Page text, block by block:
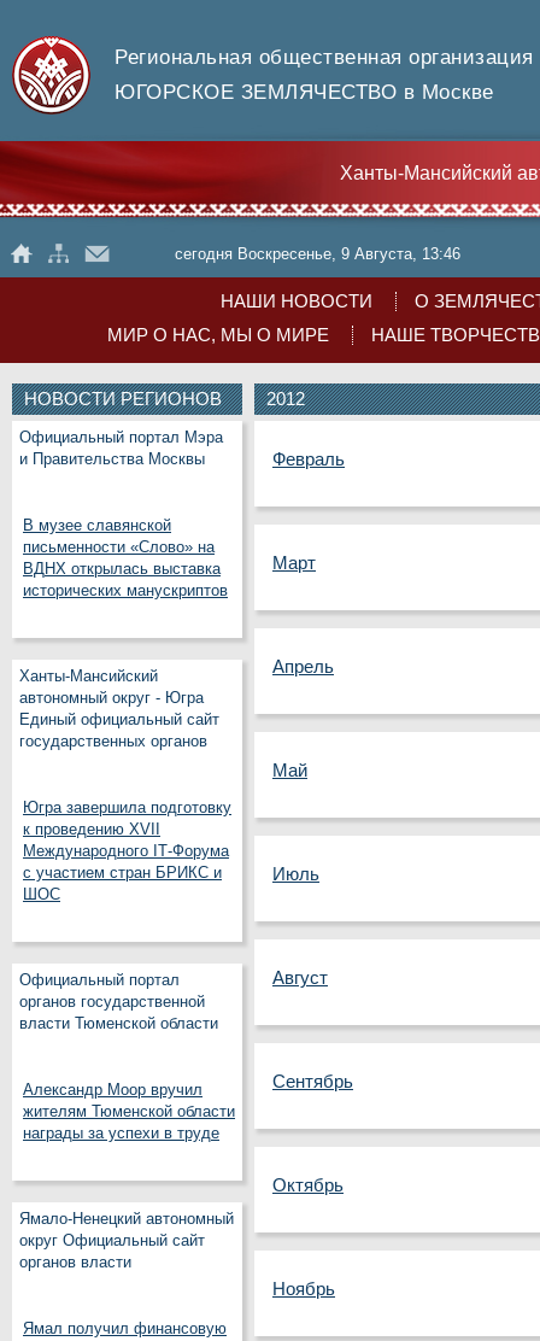
Региональная общественная организация
ЮГОРСКОЕ ЗЕМЛЯЧЕСТВО в Москве
Ханты-Мансийский
сегодня Воскресенье, 9 Августа, 13:46
НАШИ НОВОСТИ
О
МИР О НАС, МЫ О МИРЕ
НАШЕ
НОВОСТИ РЕГИОНОВ
Официальный портал Мэра
и Правительства Москвы
В музее славянской
письменности «Слово» на
ВДНХ открылась выставка
исторических манускриптов
Ханты-Мансийский
автономный округ - Югра
Единый официальный сайт
государственных органов
Югра завершила подготовку
к проведению XVII
Международного IT‑Форума
с участием стран БРИКС и
ШОС
Официальный портал
органов государственной
власти Тюменской области
Александр Моор вручил
жителям Тюменской области
награды за успехи в труде
Ямало-Ненецкий автономный
округ Официальный сайт
органов власти
Ямал получил финансовую
2012
Февраль
Март
Апрель
Май
Июль
Август
Сентябрь
Октябрь
Ноябрь